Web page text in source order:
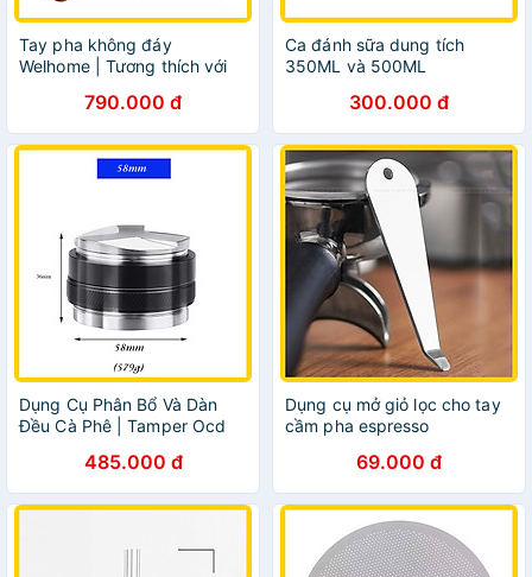
Tay pha không đáy
Welhome | Tương thích với
Kd410, Kd510790.000 đ
Ca đánh sữa dung tích
350ML và 500ML
300.000 đ
Dụng Cụ Phân Bổ Và Dàn
Đều Cà Phê | Tamper Ocd
485.000 đ
Dụng cụ mở giỏ lọc cho tay
cầm pha espresso
69.000 đ